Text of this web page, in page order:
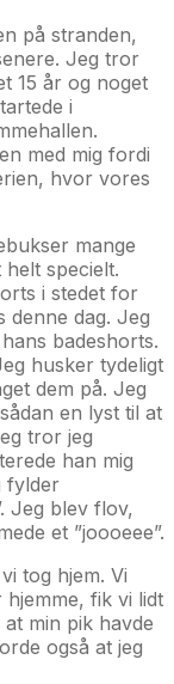
på stranden,
Jeg tror
15 år og noget
i
med mig fordi
hvor vores
mange
specielt.
i stedet for
denne dag. Jeg
badeshorts.
husker tydeligt
dem på. Jeg
en lyst til at
tror jeg
han mig
fylder
Jeg blev flov,
et ”joooeee”.
tog hjem. Vi
hjemme, fik vi lidt
min pik havde
også at jeg